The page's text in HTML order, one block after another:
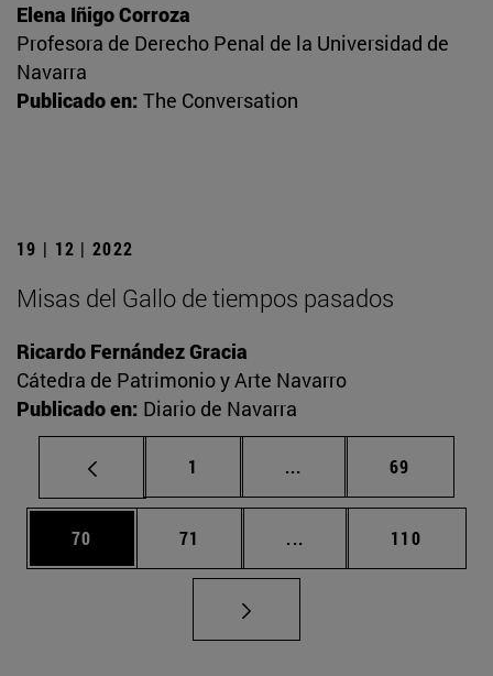
Elena Iñigo Corroza
Profesora de Derecho Penal de la Universidad de
Navarra
Publicado en: The Conversation
19 | 12 | 2022
Misas del Gallo de tiempos pasados
Ricardo Fernández Gracia
Cátedra de Patrimonio y Arte Navarro
Publicado en: Diario de Navarra
Página
1 ... Páginas intermedias
Página
69
Página
70 Página
71 ... Páginas intermedias
Página
110